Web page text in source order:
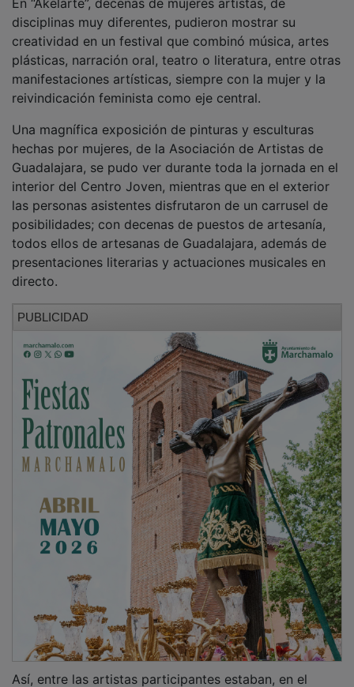
disciplinas muy diferentes, pudieron mostrar su
creatividad en un festival que combinó música, artes
plásticas, narración oral, teatro o literatura, entre otras
manifestaciones artísticas, siempre con la mujer y la
reivindicación feminista como eje central.
hechas por mujeres, de la Asociación de Artistas de
Guadalajara, se pudo ver durante toda la jornada en el
interior del Centro Joven, mientras que en el exterior
las personas asistentes disfrutaron de un carrusel de
posibilidades; con decenas de puestos de artesanía,
todos ellos de artesanas de Guadalajara, además de
presentaciones literarias y actuaciones musicales en
directo.